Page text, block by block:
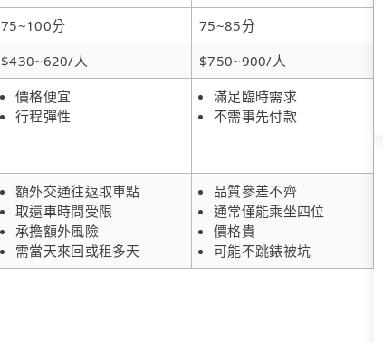
75~100分
75~85分
$430~620/人
$750~900/人
價格便宜
行程彈性
滿足臨時需求
不需事先付款
額外交通往返取車點
取還車時間受限
承擔額外風險
需當天來回或租多天
品質參差不齊
通常僅能乘坐四位
價格貴
可能不跳錶被坑